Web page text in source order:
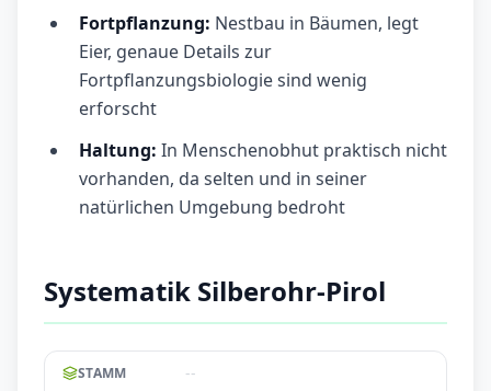
Fortpflanzung: Nestbau in Bäumen, legt
Eier, genaue Details zur
Fortpflanzungsbiologie sind wenig
erforscht
Haltung: In Menschenobhut praktisch nicht
vorhanden, da selten und in seiner
natürlichen Umgebung bedroht
Systematik Silberohr-Pirol
STAMM --